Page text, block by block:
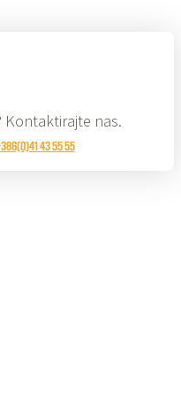
Kontaktirajte nas.
43 55 55